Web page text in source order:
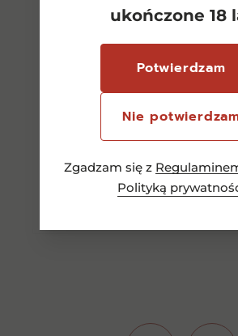
ukończone 18
Potwierdzam
Nie
Zgadzam się z
Polityką
Gin Blue
37,5%
43,00 zł
Dodaj do